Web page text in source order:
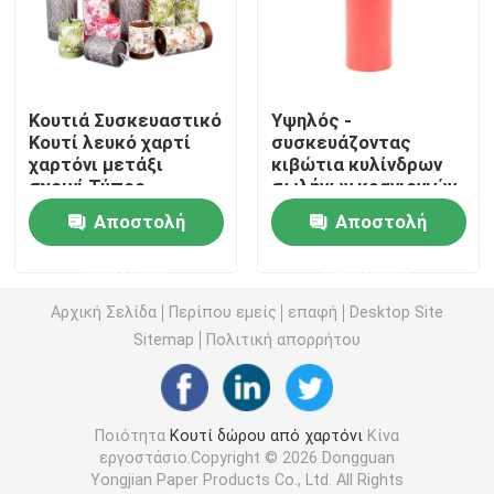
Κουτί από χαρτόνι πολυτέλειας
Κουτί συσκευασίας χάρτινου σωλήνα
πτυσσόμενο κιβώτιο εγγράφου
Συσκευάζοντας κιβώτιο τσιγάρων
Κουτί συσκευασίας Vape
Ζαρωμένο κουτί από χαρτόνι
Κουτιά Συσκευαστικό
Κουτί λευκό χαρτί
χαρτόνι μετάξι
σχοινί Τύπος
εκτύπωσης Γάμος
Πάρτι Δώρο Πακέτο
Τύπος
Αποστολή
Υψηλός -
συσκευάζοντας
κιβώτια κυλίνδρων
σωλήνων κραγιονιών
χαρτονιού σχεδίου
εκτύπωσης
ποιοτικής συνήθειας
Αποστολή
Αρχική Σελίδα Περίπου εμείς επαφή
Desktop Site
Sitemap
Πολιτική απορρήτου
Ποιότητα Κουτί δώρου από χαρτόνι Κίνα
εργοστάσιο.Copyright © 2026 Dongguan
Yongjian Paper Products Co., Ltd. All Rights